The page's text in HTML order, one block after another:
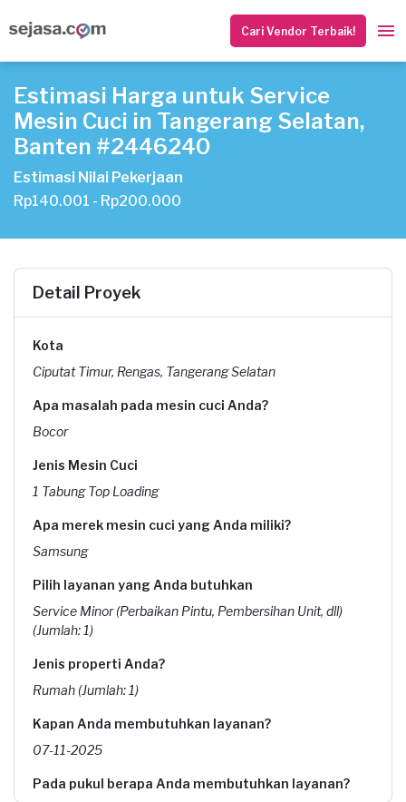
Cari Vendor Terbaik!
Estimasi Harga untuk Service
Mesin Cuci in Tangerang Selatan,
Banten #2446240
Estimasi Nilai Pekerjaan
Rp140.001 - Rp200.000
Detail Proyek
Kota
Ciputat Timur, Rengas, Tangerang Selatan
Apa masalah pada mesin cuci Anda?
Bocor
Jenis Mesin Cuci
1 Tabung Top Loading
Apa merek mesin cuci yang Anda miliki?
Samsung
Pilih layanan yang Anda butuhkan
Service Minor (Perbaikan Pintu, Pembersihan Unit, dll)
(Jumlah: 1)
Jenis properti Anda?
Rumah (Jumlah: 1)
Kapan Anda membutuhkan layanan?
07-11-2025
Pada pukul berapa Anda membutuhkan layanan?